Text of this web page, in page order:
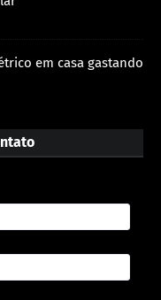
em casa gastando